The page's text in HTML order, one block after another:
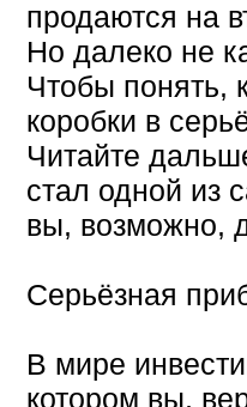
продаются на
Но далеко не
Чтобы понять,
коробки в
Читайте
стал одной из
вы, возможно,
Серьёзная
В мире
котором вы,